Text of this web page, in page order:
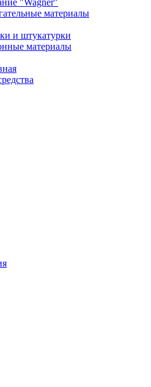
"Wagner"
материалы
и штукатурки
материалы